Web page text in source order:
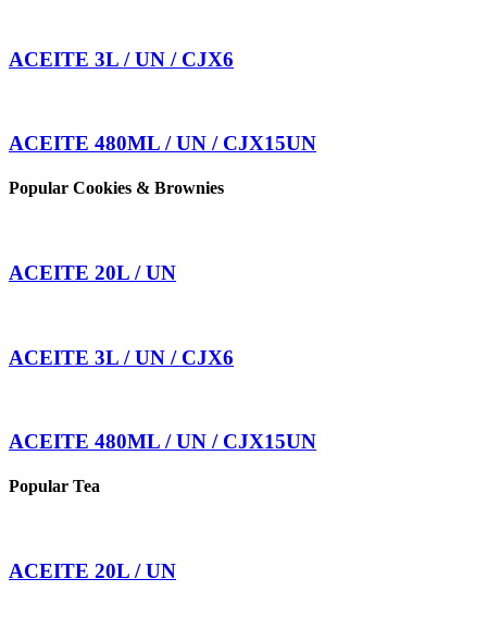
ACEITE 3L / UN / CJX6
ACEITE 480ML / UN / CJX15UN
Popular Cookies & Brownies
ACEITE 20L / UN
ACEITE 3L / UN / CJX6
ACEITE 480ML / UN / CJX15UN
Popular Tea
ACEITE 20L / UN